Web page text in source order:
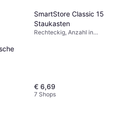
SmartStore Classic 15
Staukasten
Rechteckig, Anzahl in
€ 6,69
7 Shops